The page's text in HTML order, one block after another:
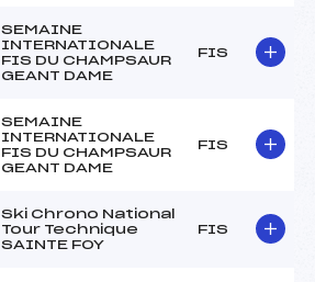
SEMAINE
INTERNATIONALE
FIS DU CHAMPSAUR
GEANT DAME
FIS
SEMAINE
INTERNATIONALE
FIS DU CHAMPSAUR
GEANT DAME
FIS
Ski Chrono National
Tour Technique
SAINTE FOY
FIS